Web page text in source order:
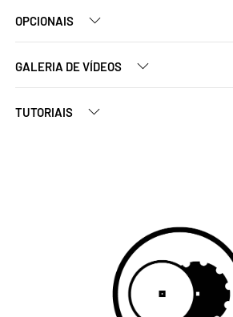
OPCIONAIS
GALERIA DE VÍDEOS
TUTORIAIS